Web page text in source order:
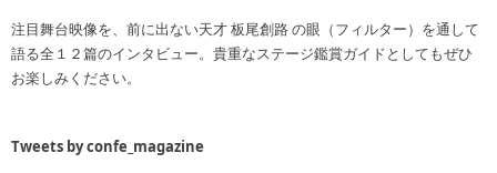
注目舞台映像を、前に出ない天才 板尾創路 の眼（フィルター）を通して
語る全１２篇のインタビュー。貴重なステージ鑑賞ガイドとしてもぜひ
お楽しみください。
Tweets by confe_magazine